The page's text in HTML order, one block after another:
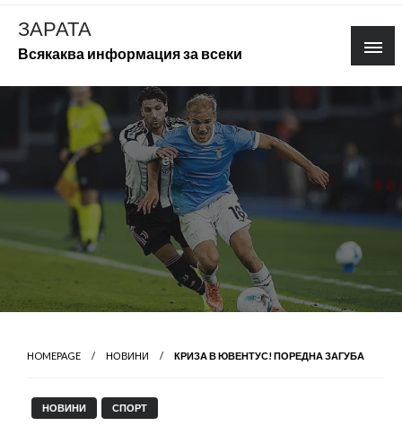
Skip
content
ЗАРАТА
Всякаква информация за всеки
HOMEPAGE НОВИНИ КРИЗА В ЮВЕНТУС! ПОРЕДНА ЗАГУБА
НОВИНИ СПОРТ